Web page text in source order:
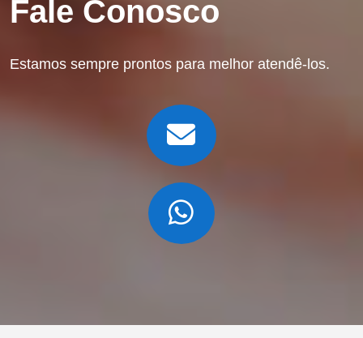
Fale Conosco
Estamos sempre prontos para melhor atendê-los.